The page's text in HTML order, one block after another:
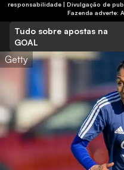
responsabilidade| Divulgação de
Fazenda adverte:
Tudo sobre apostas na
GOAL
Getty